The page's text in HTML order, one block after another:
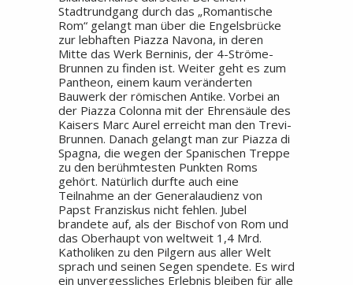
Stadtrundgang durch das „Romantische
Rom“ gelangt man über die Engelsbrücke
zur lebhaften Piazza Navona, in deren
Mitte das Werk Berninis, der 4-Ströme-
Brunnen zu finden ist. Weiter geht es zum
Pantheon, einem kaum veränderten
Bauwerk der römischen Antike. Vorbei an
der Piazza Colonna mit der Ehrensäule des
Kaisers Marc Aurel erreicht man den Trevi-
Brunnen. Danach gelangt man zur Piazza di
Spagna, die wegen der Spanischen Treppe
zu den berühmtesten Punkten Roms
gehört. Natürlich durfte auch eine
Teilnahme an der Generalaudienz von
Papst Franziskus nicht fehlen. Jubel
brandete auf, als der Bischof von Rom und
das Oberhaupt von weltweit 1,4 Mrd.
Katholiken zu den Pilgern aus aller Welt
sprach und seinen Segen spendete. Es wird
ein unvergessliches Erlebnis bleiben für alle